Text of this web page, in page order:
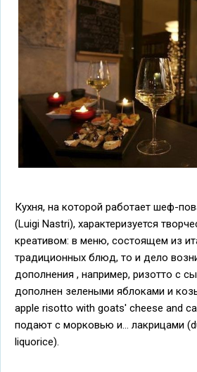
Кухня, на которой работает шеф-
(Luigi Nastri), характеризуется
креативом: в меню, состоящем из
традиционных блюд, то и дело
дополнения , например, ризотто с
дополнен зелеными яблоками и
apple risotto with goats' cheese and
подают с морковью и... лакрицами
liquorice).